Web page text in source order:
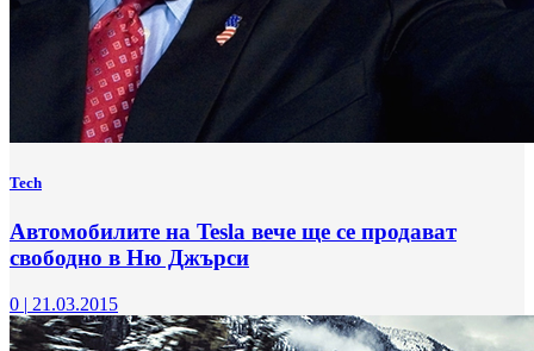
Tech
Автомобилите на Tesla вече ще се продават
свободно в Ню Джърси
0 | 21.03.2015